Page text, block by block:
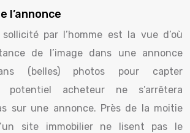
l’annonce
par l’homme est la vue d’où
de l’image dans une annonce
(belles) photos pour capter
potentiel acheteur ne s’arrêtera
sur une annonce. Près de la moitie
site immobilier ne lisent pas le